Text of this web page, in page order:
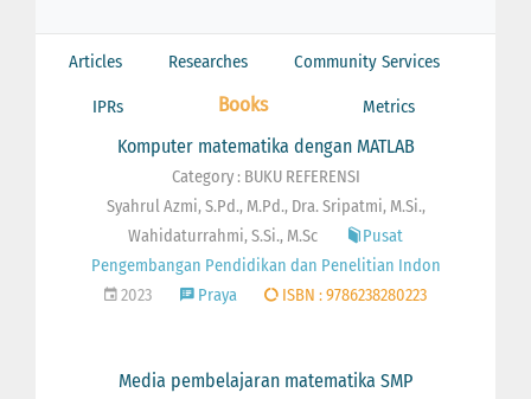
Articles Researches Community Services
IPRs Books Metrics
Komputer matematika dengan MATLAB
Category : BUKU REFERENSI
Syahrul Azmi, S.Pd., M.Pd., Dra. Sripatmi, M.Si.,
Wahidaturrahmi, S.Si., M.Sc
Pusat
Pengembangan Pendidikan dan Penelitian Indon
2023
Praya ISBN : 9786238280223
Media pembelajaran matematika SMP